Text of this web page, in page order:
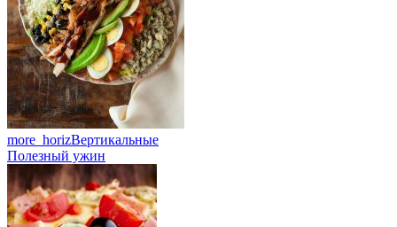
more_horizВертикальные
Полезный ужин